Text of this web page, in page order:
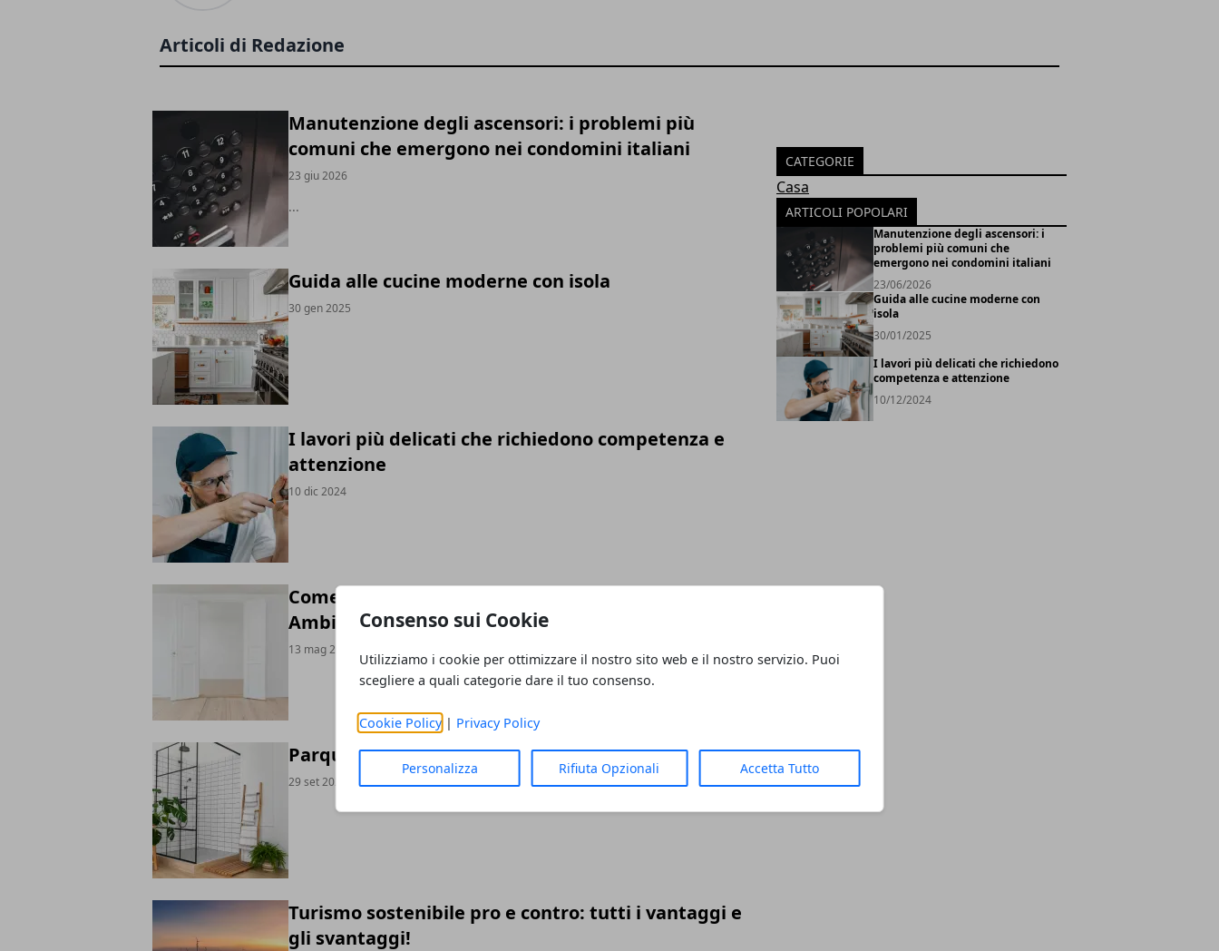
Consenso sui Cookie
Utilizziamo i cookie per ottimizzare il nostro sito web e il nostro servizio. Puoi
scegliere a quali categorie dare il tuo consenso.
Cookie Policy| Privacy Policy
Personalizza Rifiuta Opzionali Accetta Tutto
Articoli di Redazione
Manutenzione degli ascensori: i problemi più
comuni che emergono nei condomini italiani
23 giu 2026
...
Guida alle cucine moderne con isola
30 gen 2025
I lavori più delicati che richiedono competenza e
attenzione
10 dic 2024
Come le Pareti Mobili Ottimizzano lo Spazio negli
Ambienti di Lavoro
13 mag 2024
Parquet in Bagno: si può fare!
29 set 2023
Turismo sostenibile pro e contro: tutti i vantaggi e
gli svantaggi!
CATEGORIE
Casa
ARTICOLI POPOLARI
Manutenzione degli ascensori: i
problemi più comuni che
emergono nei condomini italiani
23/06/2026
Guida alle cucine moderne con
isola
30/01/2025
I lavori più delicati che richiedono
competenza e attenzione
10/12/2024